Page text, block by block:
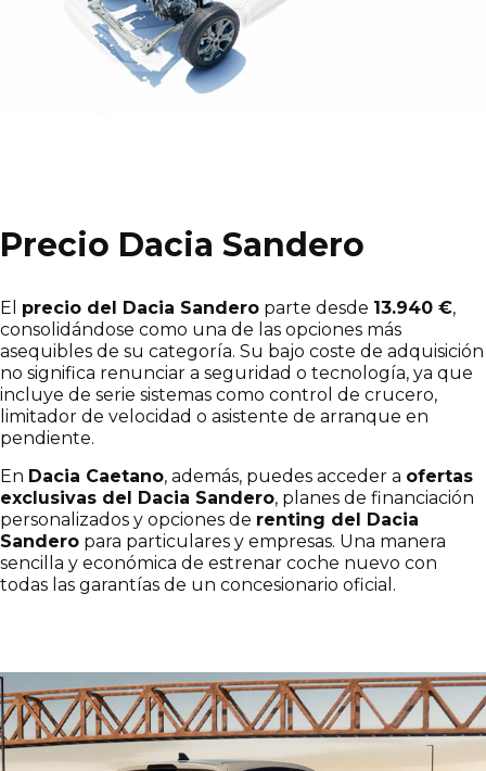
Precio Dacia Sandero
El precio del Dacia Sandero parte desde 13.940 €,
consolidándose como una de las opciones más
asequibles de su categoría. Su bajo coste de adquisición
no significa renunciar a seguridad o tecnología, ya que
incluye de serie sistemas como control de crucero,
limitador de velocidad o asistente de arranque en
pendiente.
En Dacia Caetano, además, puedes acceder a ofertas
exclusivas del Dacia Sandero, planes de financiación
personalizados y opciones de renting del Dacia
Sandero para particulares y empresas. Una manera
sencilla y económica de estrenar coche nuevo con
todas las garantías de un concesionario oficial.